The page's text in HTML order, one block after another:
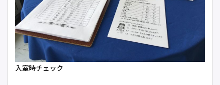
入室時チェック